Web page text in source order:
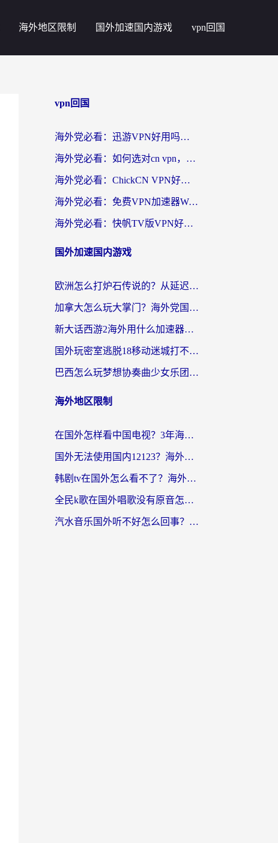
海外地区限制 国外加速国内游戏 vpn回国
vpn回国
海外党必看：迅游VPN好用吗？和番茄加速器VPN对比哪个回国效果更好？
海外党必看：如何选对cn vpn，轻松解锁国内影音游戏？
海外党必看：ChickCN VPN好用吗？和星河VPN对比哪个回国效果更好？附真实体验+避坑指南
海外党必看：免费VPN加速器Windows版怎么选？附真实测评与无缝访问国内资源指南
海外党必看：快帆TV版VPN好用吗？和hi龟龟VPN对比哪个回国效果更好？附免费加速器选择指南
国外加速国内游戏
欧洲怎么打炉石传说的？从延迟999到丝滑上分，我找到了靠谱加速器
加拿大怎么玩大掌门？海外党国服游戏加速避坑指南（附实用工具推荐）
新大话西游2海外用什么加速器登录？老玩家亲测有效的国服游戏加速指南
国外玩密室逃脱18移动迷城打不开怎么办？海外玩家亲测有效的解决指南
巴西怎么玩梦想协奏曲少女乐团派对？海外党必看的国服游戏加速全攻略（附波兰天涯明月刀实用技巧）
海外地区限制
在国外怎样看中国电视？3年海外党亲测有效的追剧加速器指南
国外无法使用国内12123？海外华人必看：选对回国加速器，解决迪拜语音+12123访问难题
韩剧tv在国外怎么看不了？海外党追剧自由的终极解决方案来了
全民k歌在国外唱歌没有原音怎么办？别让地域限制毁了你的麦霸时刻
汽水音乐国外听不好怎么回事？海外党亲测有效的回国加速方案来了